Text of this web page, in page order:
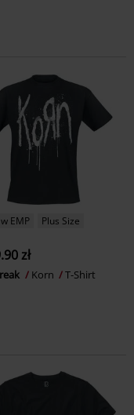
EMP Plus Size
zł
Korn T-Shirt